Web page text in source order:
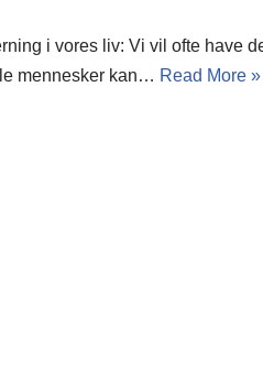
i vores liv: Vi vil ofte have
mennesker kan… Read More »